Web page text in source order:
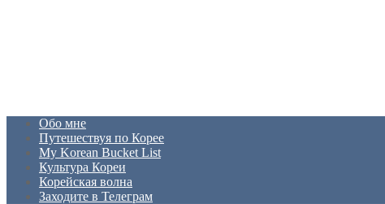
Обо мне
Путешествуя по Корее
My Korean Bucket List
Культура Кореи
Корейская волна
Заходите в Телеграм